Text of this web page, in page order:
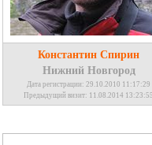
Константин Спирин
Нижний Новгород
Дата регистрации: 29.10.2010 11:17:29
Предыдущий визит: 11.08.2014 13:23:55